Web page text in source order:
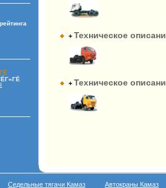
+ Техническое
+ Техническое
Седельные тягачи Камаз Автокраны Камаз